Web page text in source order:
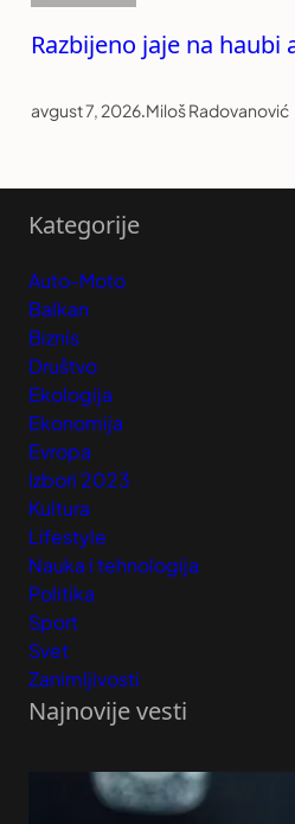
Razbijeno jaje na
avgust 7, 2026.Miloš Radovanović
Kategorije
Auto-Moto
Balkan
Biznis
Društvo
Ekologija
Ekonomija
Evropa
Izbori 2023
Kultura
Lifestyle
Nauka i tehnologija
Politika
Sport
Svet
Zanimljivosti
Najnovije vesti